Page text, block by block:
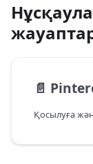
📄️